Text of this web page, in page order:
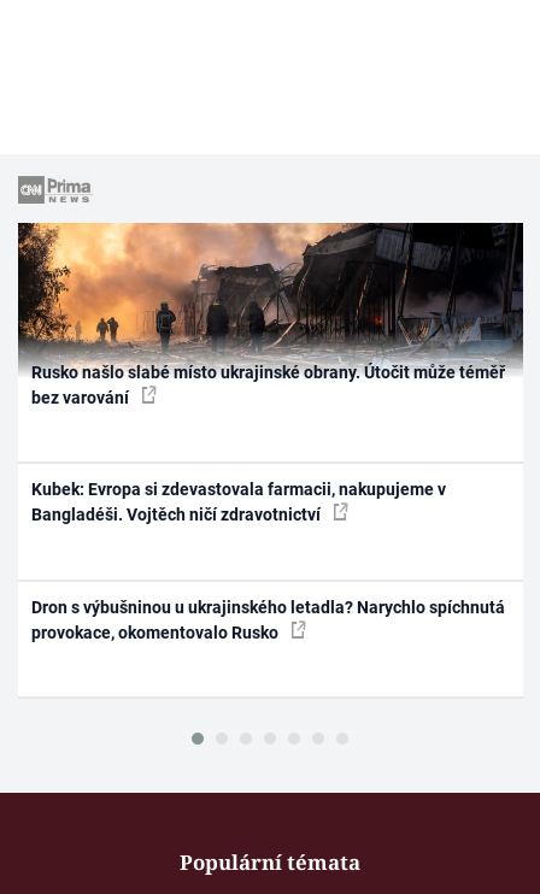
Rusko našlo slabé místo ukrajinské obrany. Útočit může téměř
bez varování
Kubek: Evropa si zdevastovala farmacii, nakupujeme v
Bangladéši. Vojtěch ničí zdravotnictví
Dron s výbušninou u ukrajinského letadla? Narychlo spíchnutá
provokace, okomentovalo Rusko
Populární témata